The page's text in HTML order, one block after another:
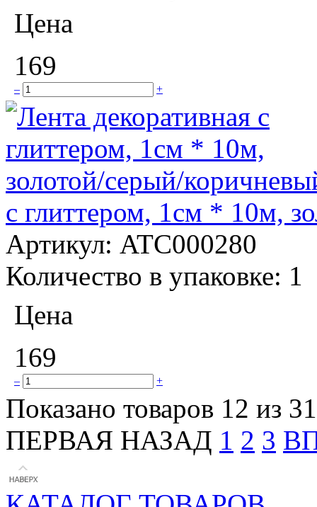
Цена
169
– +
с глиттером, 1см * 10м,
Артикул: ATC000280
Количество в упаковке: 1
Цена
169
– +
Показано товаров 12 из 31
ПЕРВАЯ НАЗАД 1 2 3